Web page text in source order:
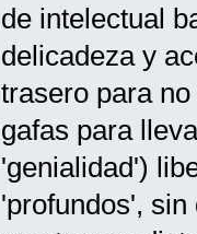
de intelectual
delicadeza y
trasero para
gafas para
'genialidad')
'profundos',